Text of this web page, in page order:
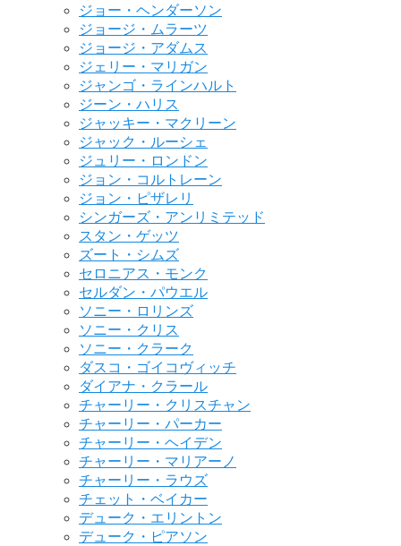
ジョー・ヘンダーソン
ジョージ・ムラーツ
ジョージ・アダムス
ジェリー・マリガン
ジャンゴ・ラインハルト
ジーン・ハリス
ジャッキー・マクリーン
ジャック・ルーシェ
ジュリー・ロンドン
ジョン・コルトレーン
ジョン・ピザレリ
シンガーズ・アンリミテッド
スタン・ゲッツ
ズート・シムズ
セロニアス・モンク
セルダン・パウエル
ソニー・ロリンズ
ソニー・クリス
ソニー・クラーク
ダスコ・ゴイコヴィッチ
ダイアナ・クラール
チャーリー・クリスチャン
チャーリー・パーカー
チャーリー・ヘイデン
チャーリー・マリアーノ
チャーリー・ラウズ
チェット・ベイカー
デューク・エリントン
デューク・ピアソン